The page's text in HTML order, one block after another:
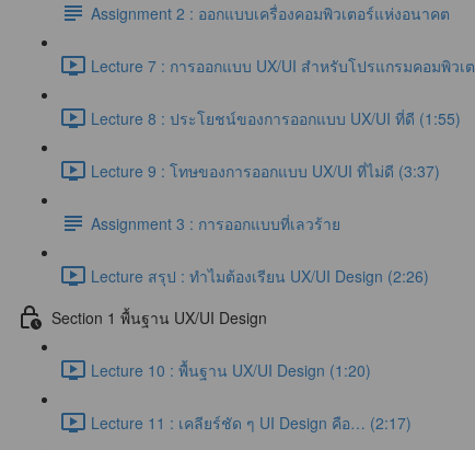
Assignment 2 : ออกแบบเครื่องคอมพิวเตอร์แห่งอนาคต
Lecture 7 : การออกแบบ UX/UI สำหรับโปรแกรมคอมพิวเ
Lecture 8 : ประโยชน์ของการออกแบบ UX/UI ที่ดี (1:55)
Lecture 9 : โทษของการออกแบบ UX/UI ที่ไม่ดี (3:37)
Assignment 3 : การออกแบบที่เลวร้าย
Lecture สรุป : ทำไมต้องเรียน UX/UI Design (2:26)
Section 1 พื้นฐาน UX/UI Design
Lecture 10 : พื้นฐาน UX/UI Design (1:20)
Lecture 11 : เคลียร์ชัด ๆ UI Design คือ… (2:17)